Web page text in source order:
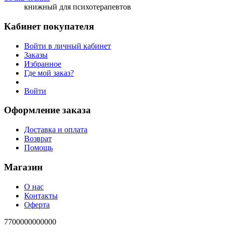
книжный для психотерапевтов
Кабинет покупателя
Войти в личный кабинет
Заказы
Избранное
Где мой заказ?
Войти
Оформление заказа
Доставка и оплата
Возврат
Помощь
Магазин
О нас
Контакты
Оферта
7700000000000